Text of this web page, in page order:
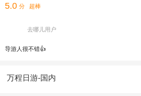
5.0 分 超棒
去哪儿用户
导游人很不错👍
万程日游-国内